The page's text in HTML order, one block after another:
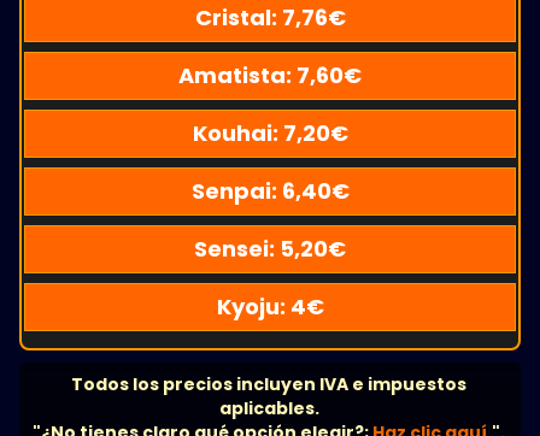
Cristal: 7,76€
Amatista: 7,60€
Kouhai: 7,20€
Senpai: 6,40€
Sensei: 5,20€
Kyoju: 4€
Todos los precios incluyen IVA e impuestos
aplicables.